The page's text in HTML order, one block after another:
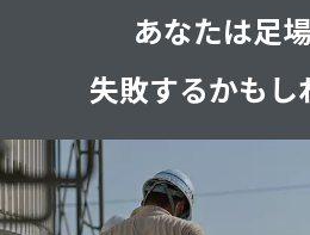
あなたは足
失敗するかもし